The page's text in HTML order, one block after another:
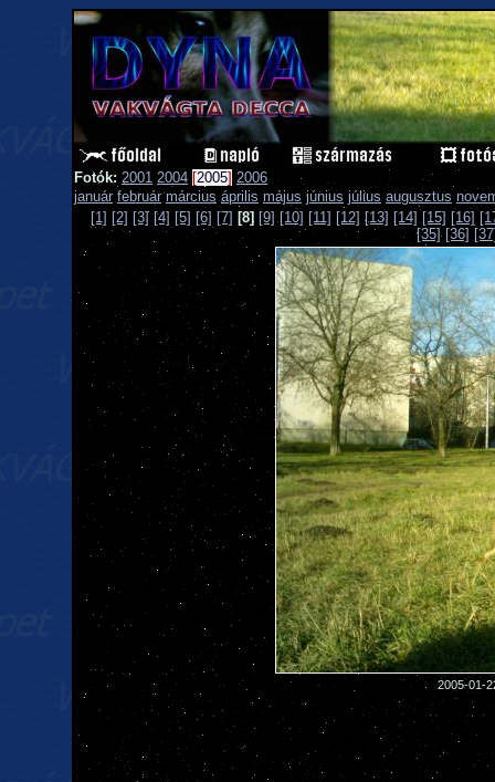
Fotók: 2001 2004 [2005] 2006
január február március április május június július augusztus
[1] [2] [3] [4] [5] [6] [7] [8] [9] [10] [11] [12] [13] [14] [15] [16]
[35] [36]
2005-01-